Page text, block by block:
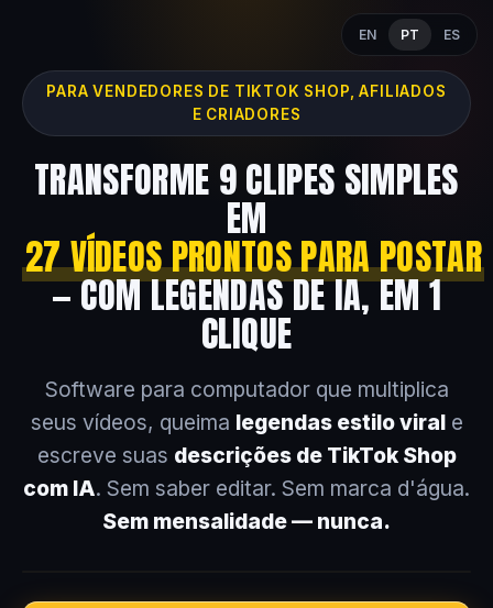
EN PT ES
PARA VENDEDORES DE TIKTOK SHOP, AFILIADOS
E CRIADORES
TRANSFORME 9 CLIPES SIMPLES
EM
27 VÍDEOS PRONTOS PARA POSTAR
— COM LEGENDAS DE IA, EM 1
CLIQUE
Software para computador que multiplica
seus vídeos, queima legendas estilo virale
escreve suas descrições de TikTok Shop
com IA. Sem saber editar. Sem marca d'água.
Sem mensalidade — nunca.